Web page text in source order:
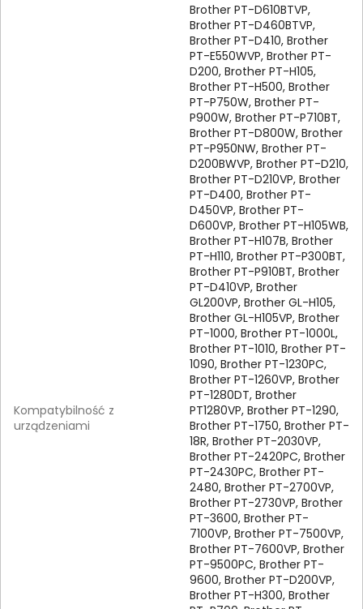
Kompatybilność z
urządzeniami
Brother PT-D610BTVP,
Brother PT-D460BTVP,
Brother PT-D410, Brother
PT-E550WVP, Brother PT-
D200, Brother PT-H105,
Brother PT-H500, Brother
PT-P750W, Brother PT-
P900W, Brother PT-P710BT,
Brother PT-D800W, Brother
PT-P950NW, Brother PT-
D200BWVP, Brother PT-D210,
Brother PT-D210VP, Brother
PT-D400, Brother PT-
D450VP, Brother PT-
D600VP, Brother PT-H105WB,
Brother PT-H107B, Brother
PT-H110, Brother PT-P300BT,
Brother PT-P910BT, Brother
PT-D410VP, Brother
GL200VP, Brother GL-H105,
Brother GL-H105VP, Brother
PT-1000, Brother PT-1000L,
Brother PT-1010, Brother PT-
1090, Brother PT-1230PC,
Brother PT-1260VP, Brother
PT-1280DT, Brother
PT1280VP, Brother PT-1290,
Brother PT-1750, Brother PT-
18R, Brother PT-2030VP,
Brother PT-2420PC, Brother
PT-2430PC, Brother PT-
2480, Brother PT-2700VP,
Brother PT-2730VP, Brother
PT-3600, Brother PT-
7100VP, Brother PT-7500VP,
Brother PT-7600VP, Brother
PT-9500PC, Brother PT-
9600, Brother PT-D200VP,
Brother PT-H300, Brother